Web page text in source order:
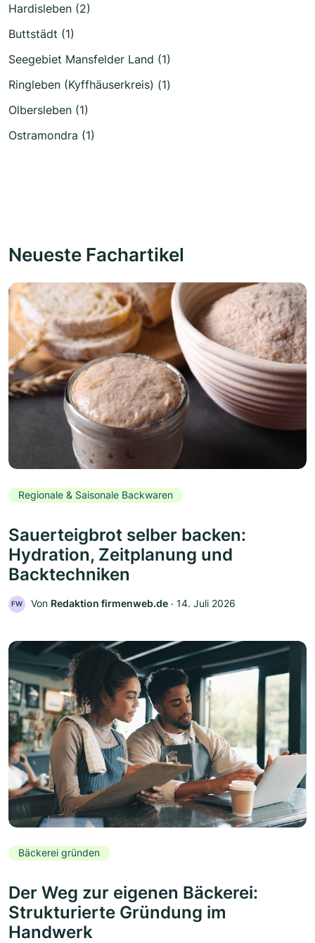
Hardisleben (2)
Buttstädt (1)
Seegebiet Mansfelder Land (1)
Ringleben (Kyffhäuserkreis) (1)
Olbersleben (1)
Ostramondra (1)
Neueste Fachartikel
Regionale & Saisonale Backwaren
Sauerteigbrot selber backen:
Hydration, Zeitplanung und
Backtechniken
FW Von Redaktion firmenweb.de ‧ 14. Juli 2026
Bäckerei gründen
Der Weg zur eigenen Bäckerei:
Strukturierte Gründung im
Handwerk